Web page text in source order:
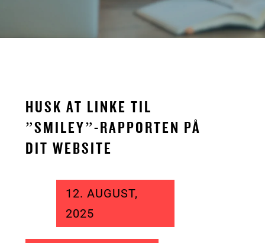
HUSK AT LINKE TIL
”SMILEY”-RAPPORTEN PÅ
DIT WEBSITE
12. AUGUST,
2025